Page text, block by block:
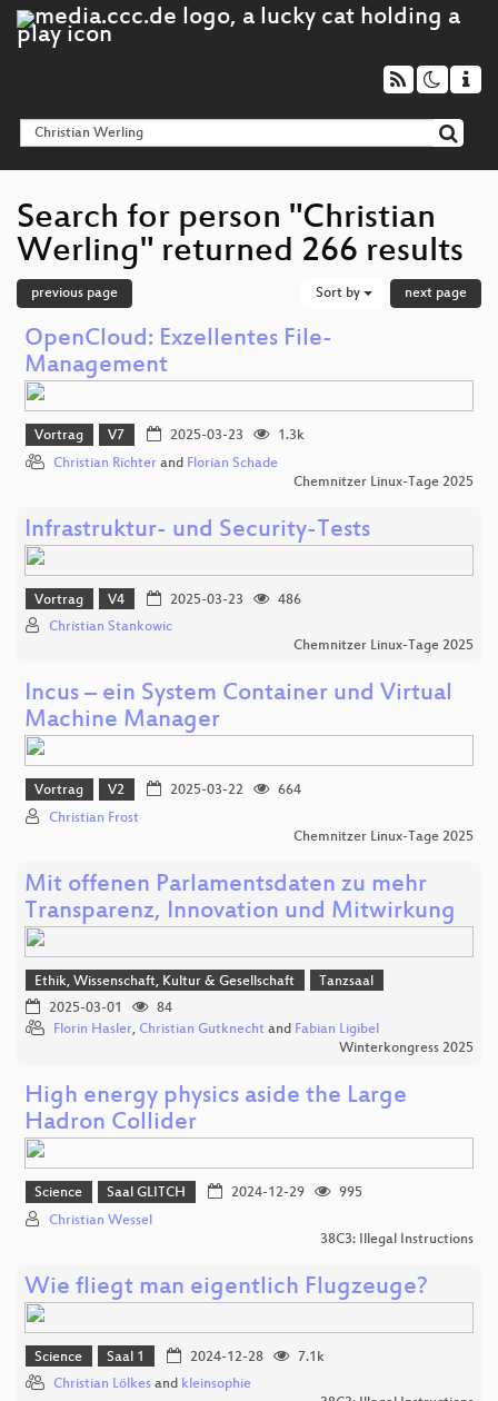
Search for person "Christian
Werling" returned 266 results
previous page Sort by next page
OpenCloud: Exzellentes File-
Management
Vortrag V7 2025-03-23
1.3k
Christian Richter and Florian Schade
Chemnitzer Linux-Tage 2025
Infrastruktur- und Security-Tests
Vortrag V4 2025-03-23
486
Christian Stankowic
Chemnitzer Linux-Tage 2025
Incus – ein System Container und Virtual
Machine Manager
Vortrag V2 2025-03-22
664
Christian Frost
Chemnitzer Linux-Tage 2025
Mit offenen Parlamentsdaten zu mehr
Transparenz, Innovation und Mitwirkung
Ethik, Wissenschaft, Kultur & Gesellschaft
Tanzsaal
2025-03-01
84
Florin Hasler, Christian Gutknecht and Fabian Ligibel
Winterkongress 2025
High energy physics aside the Large
Hadron Collider
Science Saal GLITCH 2024-12-29
995
Christian Wessel
38C3: Illegal Instructions
Wie fliegt man eigentlich Flugzeuge?
Science Saal 1 2024-12-28
7.1k
Christian Lölkes and kleinsophie